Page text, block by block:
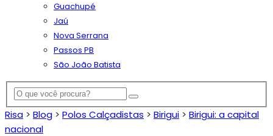
Guachupé
Jaú
Nova Serrana
Passos PB
São João Batista
Risa > Blog > Polos Calçadistas > Birigui > Birigui: a capital
nacional